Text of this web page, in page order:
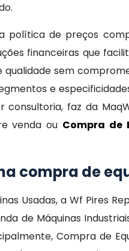
de preços
financeiras que
sem
e
faz da
venda ou Compra de
compra de
Usadas, a Wf Pires
de Máquinas
Compra de